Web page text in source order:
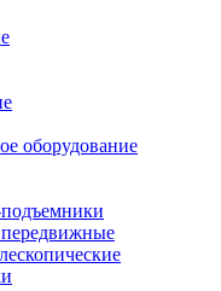
оборудование